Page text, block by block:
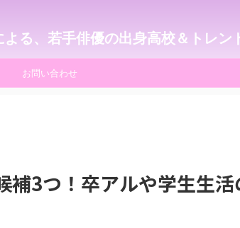
る、若手俳優の出身高校＆トレン
お問い合わせ
補3つ！卒アルや学生生活